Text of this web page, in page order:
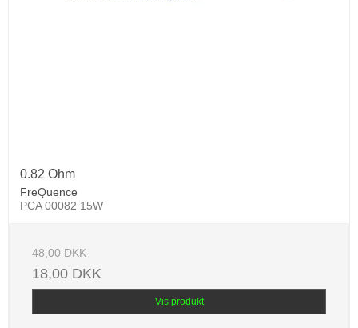
0.82 Ohm
FreQuence
PCA 00082 15W
48,00 DKK
18,00 DKK
Vis produkt